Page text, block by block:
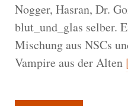
Nogger, Hasran, Dr.
blut_und_glas selber.
Mischung aus NSCs
Vampire aus der Alten